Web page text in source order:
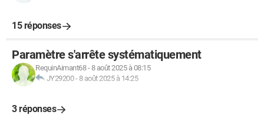
15 réponses
Paramètre s'arrête systématiquement
RequinAimant68-8 août 2025 à 08:15
JY29200- 8 août 2025 à 14:25
3 réponses